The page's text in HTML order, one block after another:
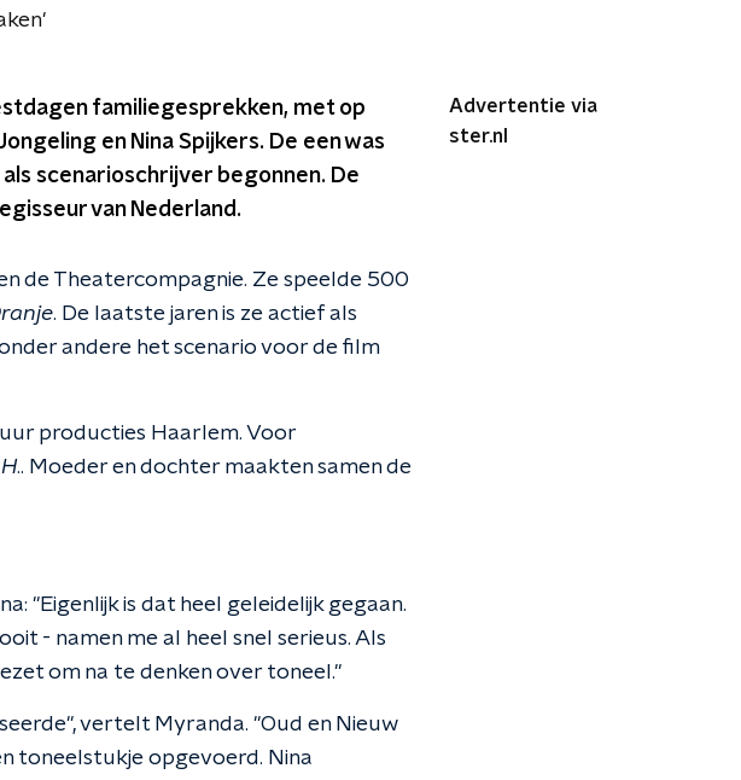
familiegesprekken, met op
en Nina Spijkers. De een was
scenarioschrijver begonnen. De
van Nederland.
de Theatercompagnie. Ze speelde 500
. De laatste jaren is ze actief als
andere het scenario voor de film
producties Haarlem. Voor
.. Moeder en dochter maakten samen de
"Eigenlijk is dat heel geleidelijk gegaan.
- namen me al heel snel serieus. Als
om na te denken over toneel."
vertelt Myranda. "Oud en Nieuw
toneelstukje opgevoerd. Nina
Advertentie via
ster.nl